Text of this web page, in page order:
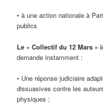
• à une action nationale à
publics
Le « Collectif du 12 Mars
demande instamment :
• Une réponse judiciaire
dissuasives contre les
physiques ;